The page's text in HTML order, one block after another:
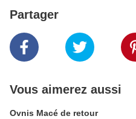
Partager
Vous aimerez aussi
Ovnis Macé de retour